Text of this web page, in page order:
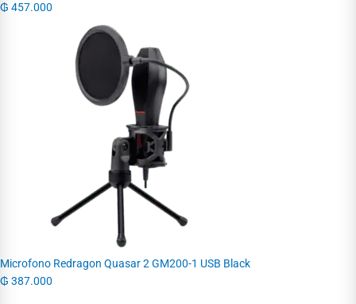
₲ 457.000
Microfono Redragon Quasar 2 GM200-1 USB Black
₲ 387.000